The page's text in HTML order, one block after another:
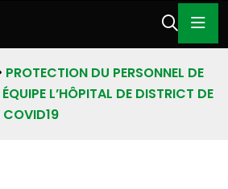
PROTECTION DU PERSONNEL DE
L’HÔPITAL DE DISTRICT DE
COVID19